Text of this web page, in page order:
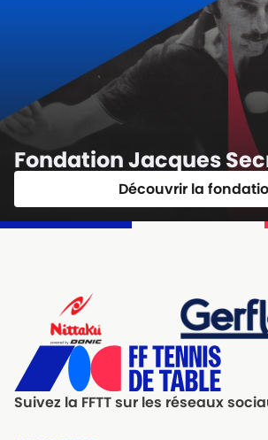
Fondation Jacques
Découvrir la
Suivez la FFTT sur les réseaux